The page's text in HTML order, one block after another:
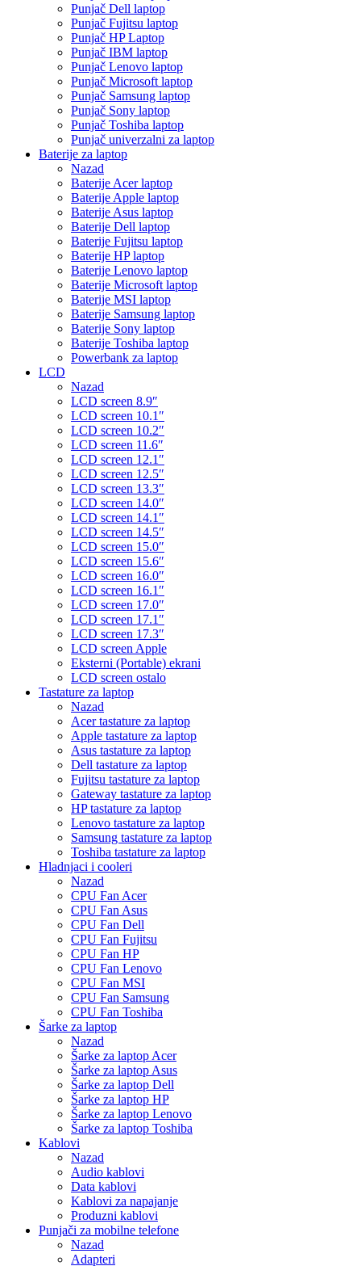
Punjač Dell laptop
Punjač Fujitsu laptop
Punjač HP Laptop
Punjač IBM laptop
Punjač Lenovo laptop
Punjač Microsoft laptop
Punjač Samsung laptop
Punjač Sony laptop
Punjač Toshiba laptop
Punjač univerzalni za laptop
Baterije za laptop
Nazad
Baterije Acer laptop
Baterije Apple laptop
Baterije Asus laptop
Baterije Dell laptop
Baterije Fujitsu laptop
Baterije HP laptop
Baterije Lenovo laptop
Baterije Microsoft laptop
Baterije MSI laptop
Baterije Samsung laptop
Baterije Sony laptop
Baterije Toshiba laptop
Powerbank za laptop
LCD
Nazad
LCD screen 8.9″
LCD screen 10.1″
LCD screen 10.2″
LCD screen 11.6″
LCD screen 12.1″
LCD screen 12.5″
LCD screen 13.3″
LCD screen 14.0″
LCD screen 14.1″
LCD screen 14.5″
LCD screen 15.0″
LCD screen 15.6″
LCD screen 16.0″
LCD screen 16.1″
LCD screen 17.0″
LCD screen 17.1″
LCD screen 17.3″
LCD screen Apple
Eksterni (Portable) ekrani
LCD screen ostalo
Tastature za laptop
Nazad
Acer tastature za laptop
Apple tastature za laptop
Asus tastature za laptop
Dell tastature za laptop
Fujitsu tastature za laptop
Gateway tastature za laptop
HP tastature za laptop
Lenovo tastature za laptop
Samsung tastature za laptop
Toshiba tastature za laptop
Hladnjaci i cooleri
Nazad
CPU Fan Acer
CPU Fan Asus
CPU Fan Dell
CPU Fan Fujitsu
CPU Fan HP
CPU Fan Lenovo
CPU Fan MSI
CPU Fan Samsung
CPU Fan Toshiba
Šarke za laptop
Nazad
Šarke za laptop Acer
Šarke za laptop Asus
Šarke za laptop Dell
Šarke za laptop HP
Šarke za laptop Lenovo
Šarke za laptop Toshiba
Kablovi
Nazad
Audio kablovi
Data kablovi
Kablovi za napajanje
Produzni kablovi
Punjači za mobilne telefone
Nazad
Adapteri